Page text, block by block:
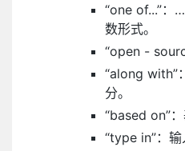
“one of...”：
数形式。
“open -
“along with”
分。
“based on”
“type in”：输